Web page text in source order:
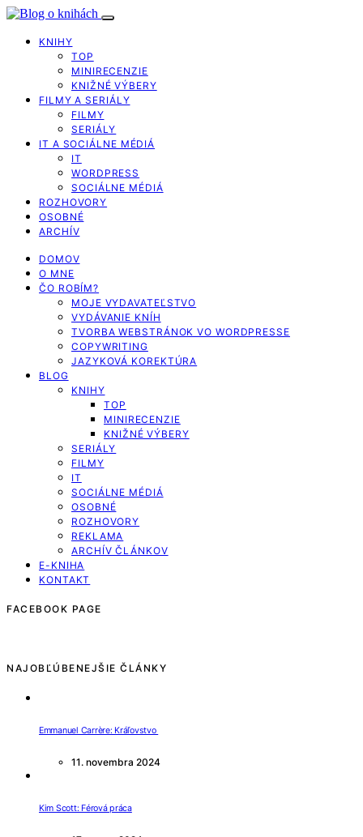
KNIHY
TOP
MINIRECENZIE
KNIŽNÉ VÝBERY
FILMY A SERIÁLY
FILMY
SERIÁLY
IT A SOCIÁLNE MÉDIÁ
IT
WORDPRESS
SOCIÁLNE MÉDIÁ
ROZHOVORY
OSOBNÉ
ARCHÍV
DOMOV
O MNE
ČO ROBÍM?
MOJE VYDAVATEĽSTVO
VYDÁVANIE KNÍH
TVORBA WEBSTRÁNOK VO WORDPRESSE
COPYWRITING
JAZYKOVÁ KOREKTÚRA
BLOG
KNIHY
TOP
MINIRECENZIE
KNIŽNÉ VÝBERY
SERIÁLY
FILMY
IT
SOCIÁLNE MÉDIÁ
OSOBNÉ
ROZHOVORY
REKLAMA
ARCHÍV ČLÁNKOV
E-KNIHA
KONTAKT
FACEBOOK PAGE
NAJOBĽÚBENEJŠIE ČLÁNKY
Emmanuel Carrère: Kráľovstvo
11. novembra 2024
Kim Scott: Férová práca